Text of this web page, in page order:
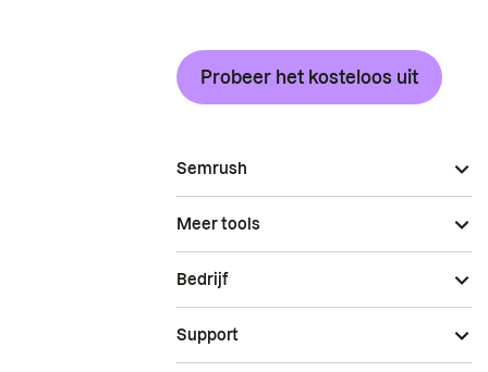
Probeer het kosteloos uit
Semrush
Meer tools
Bedrijf
Support